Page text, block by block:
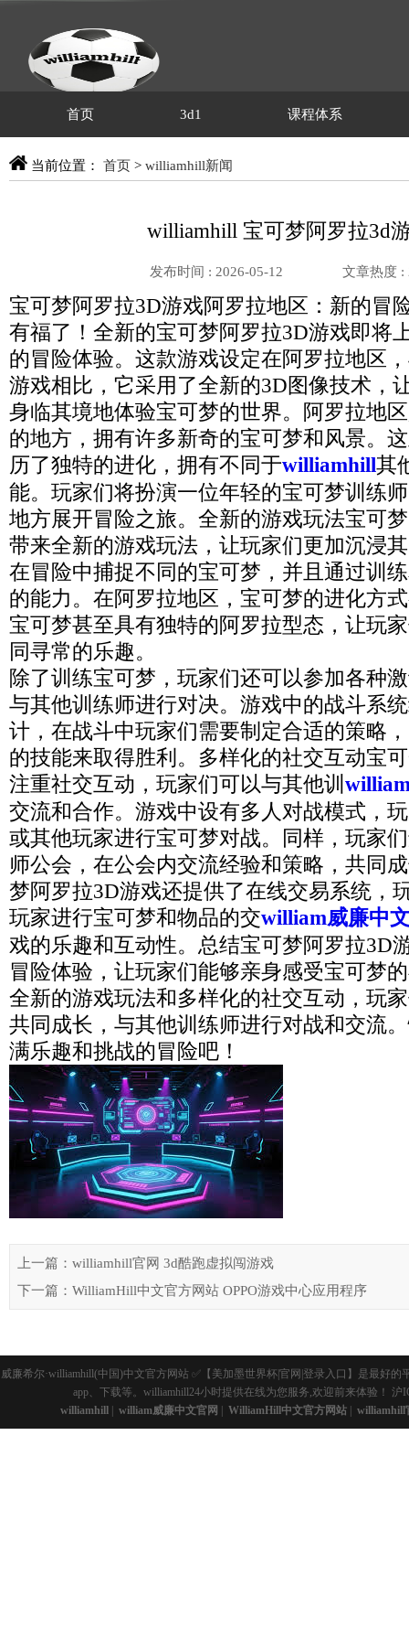
首页 3d1 课程体系
当前位置： 首页 > williamhill新闻
williamhill 宝可梦阿罗拉3d
发布时间 : 2026-05-12 文章热度 :
宝可梦阿罗拉3D游戏阿罗拉地区：新的冒
有福了！全新的宝可梦阿罗拉3D游戏即将
的冒险体验。这款游戏设定在阿罗拉地区
游戏相比，它采用了全新的3D图像技术，
身临其境地体验宝可梦的世界。阿罗拉地
的地方，拥有许多新奇的宝可梦和风景。
历了独特的进化，拥有不同于williamhill其
能。玩家们将扮演一位年轻的宝可梦训练
地方展开冒险之旅。全新的游戏玩法宝可
带来全新的游戏玩法，让玩家们更加沉浸
在冒险中捕捉不同的宝可梦，并且通过训
的能力。在阿罗拉地区，宝可梦的进化方
宝可梦甚至具有独特的阿罗拉型态，让玩
同寻常的乐趣。
除了训练宝可梦，玩家们还可以参加各种
与其他训练师进行对决。游戏中的战斗系
计，在战斗中玩家们需要制定合适的策略
的技能来取得胜利。多样化的社交互动宝
注重社交互动，玩家们可以与其他训
交流和合作。游戏中设有多人对战模式，
或其他玩家进行宝可梦对战。同样，玩家
师公会，在公会内交流经验和策略，共同
梦阿罗拉3D游戏还提供了在线交易系统，
玩家进行宝可梦和物品的交william威廉中
戏的乐趣和互动性。总结宝可梦阿罗拉3D
冒险体验，让玩家们能够亲身感受宝可梦
全新的游戏玩法和多样化的社交互动，玩
共同成长，与其他训练师进行对战和交流
满乐趣和挑战的冒险吧！
上一篇：williamhill官网 3d酷跑虚拟闯游戏
下一篇：WilliamHill中文官方网站 OPPO游戏中心应用程序
威廉希尔·williamhill(中国)中文官方网站 ✅【美加墨世界杯|官网|登录入口】是最好
app、下载等。williamhill24小时提供在线为您服务,欢迎前来体验！ 沪
williamhill
william威廉中文官网 WilliamHill中文官方网站| williamhill